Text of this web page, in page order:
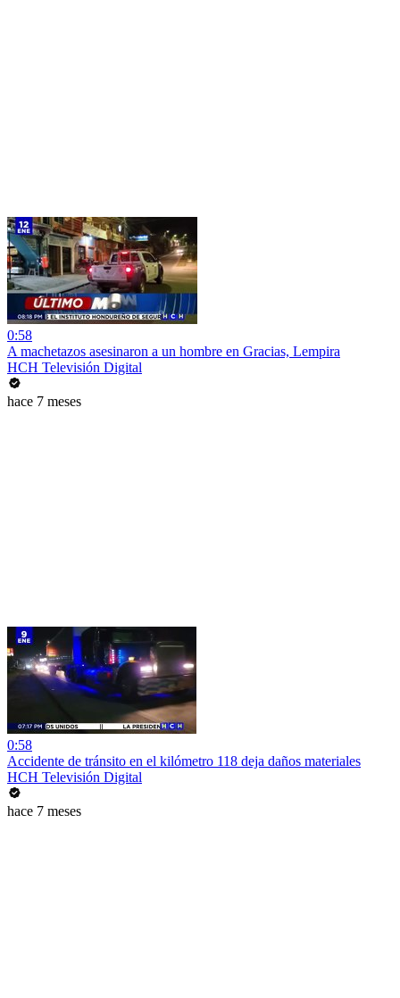
0:58
A machetazos asesinaron a un hombre en Gracias, Lempira
HCH Televisión Digital
hace 7 meses
0:58
Accidente de tránsito en el kilómetro 118 deja daños materiales
HCH Televisión Digital
hace 7 meses